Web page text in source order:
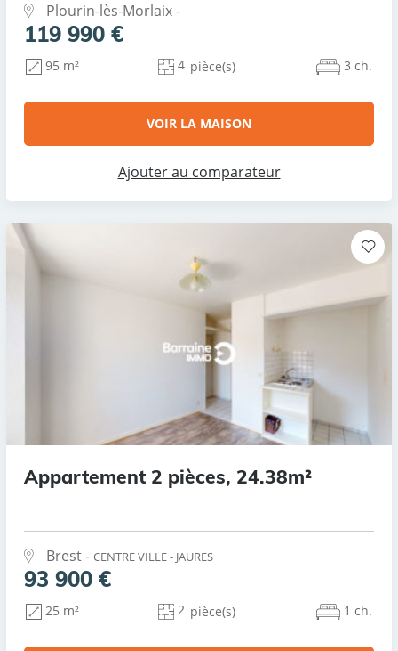
Plourin-lès-Morlaix -
119 990 €
95 m² 4 pièce(s) 3 ch.
VOIR LA MAISON
Ajouter au comparateur
Appartement 2 pièces, 24.38m²
Brest - CENTRE VILLE - JAURES
93 900 €
25 m² 2 pièce(s) 1 ch.